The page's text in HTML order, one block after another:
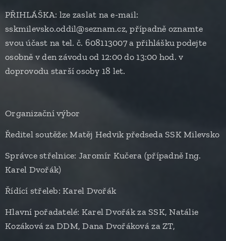
PŘIHLÁŠKA: lze zaslat na e-mail:
sskmilevsko.oddil@seznam.cz, případně oznamte
svou účast na tel. č. 608113007 a přihlášku podejte
osobně v den závodu od 12:00 do 13:00 hod. v
doprovodu starší osoby 18 let.
Organizační výbor
Ředitel soutěže: Matěj Hedvik předseda SSK Milevsko
Správce střelnice: Jaromír Kučera (případně Ing.
Karel Dvořák)
Řídící střeleb: Karel Dvořák
Hlavní pořadatelé: Karel Dvořák za SSK, Natálie
Kozáková za DDM, Dana Dvořáková za ZT,